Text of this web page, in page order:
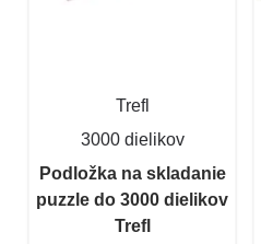
Trefl
3000 dielikov
Podložka na skladanie
puzzle do 3000 dielikov
Trefl